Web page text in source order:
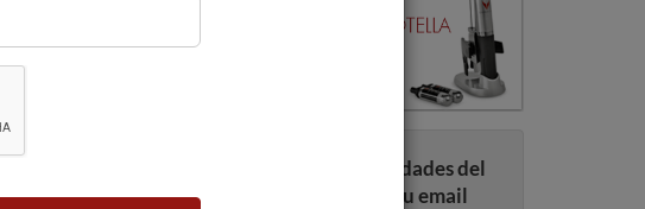
y el
Recibe todas las novedades del
mundo del vino en tu email